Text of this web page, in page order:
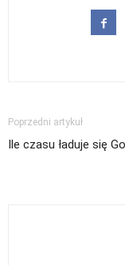
Poprzedni artykuł
Ile czasu ładuje się